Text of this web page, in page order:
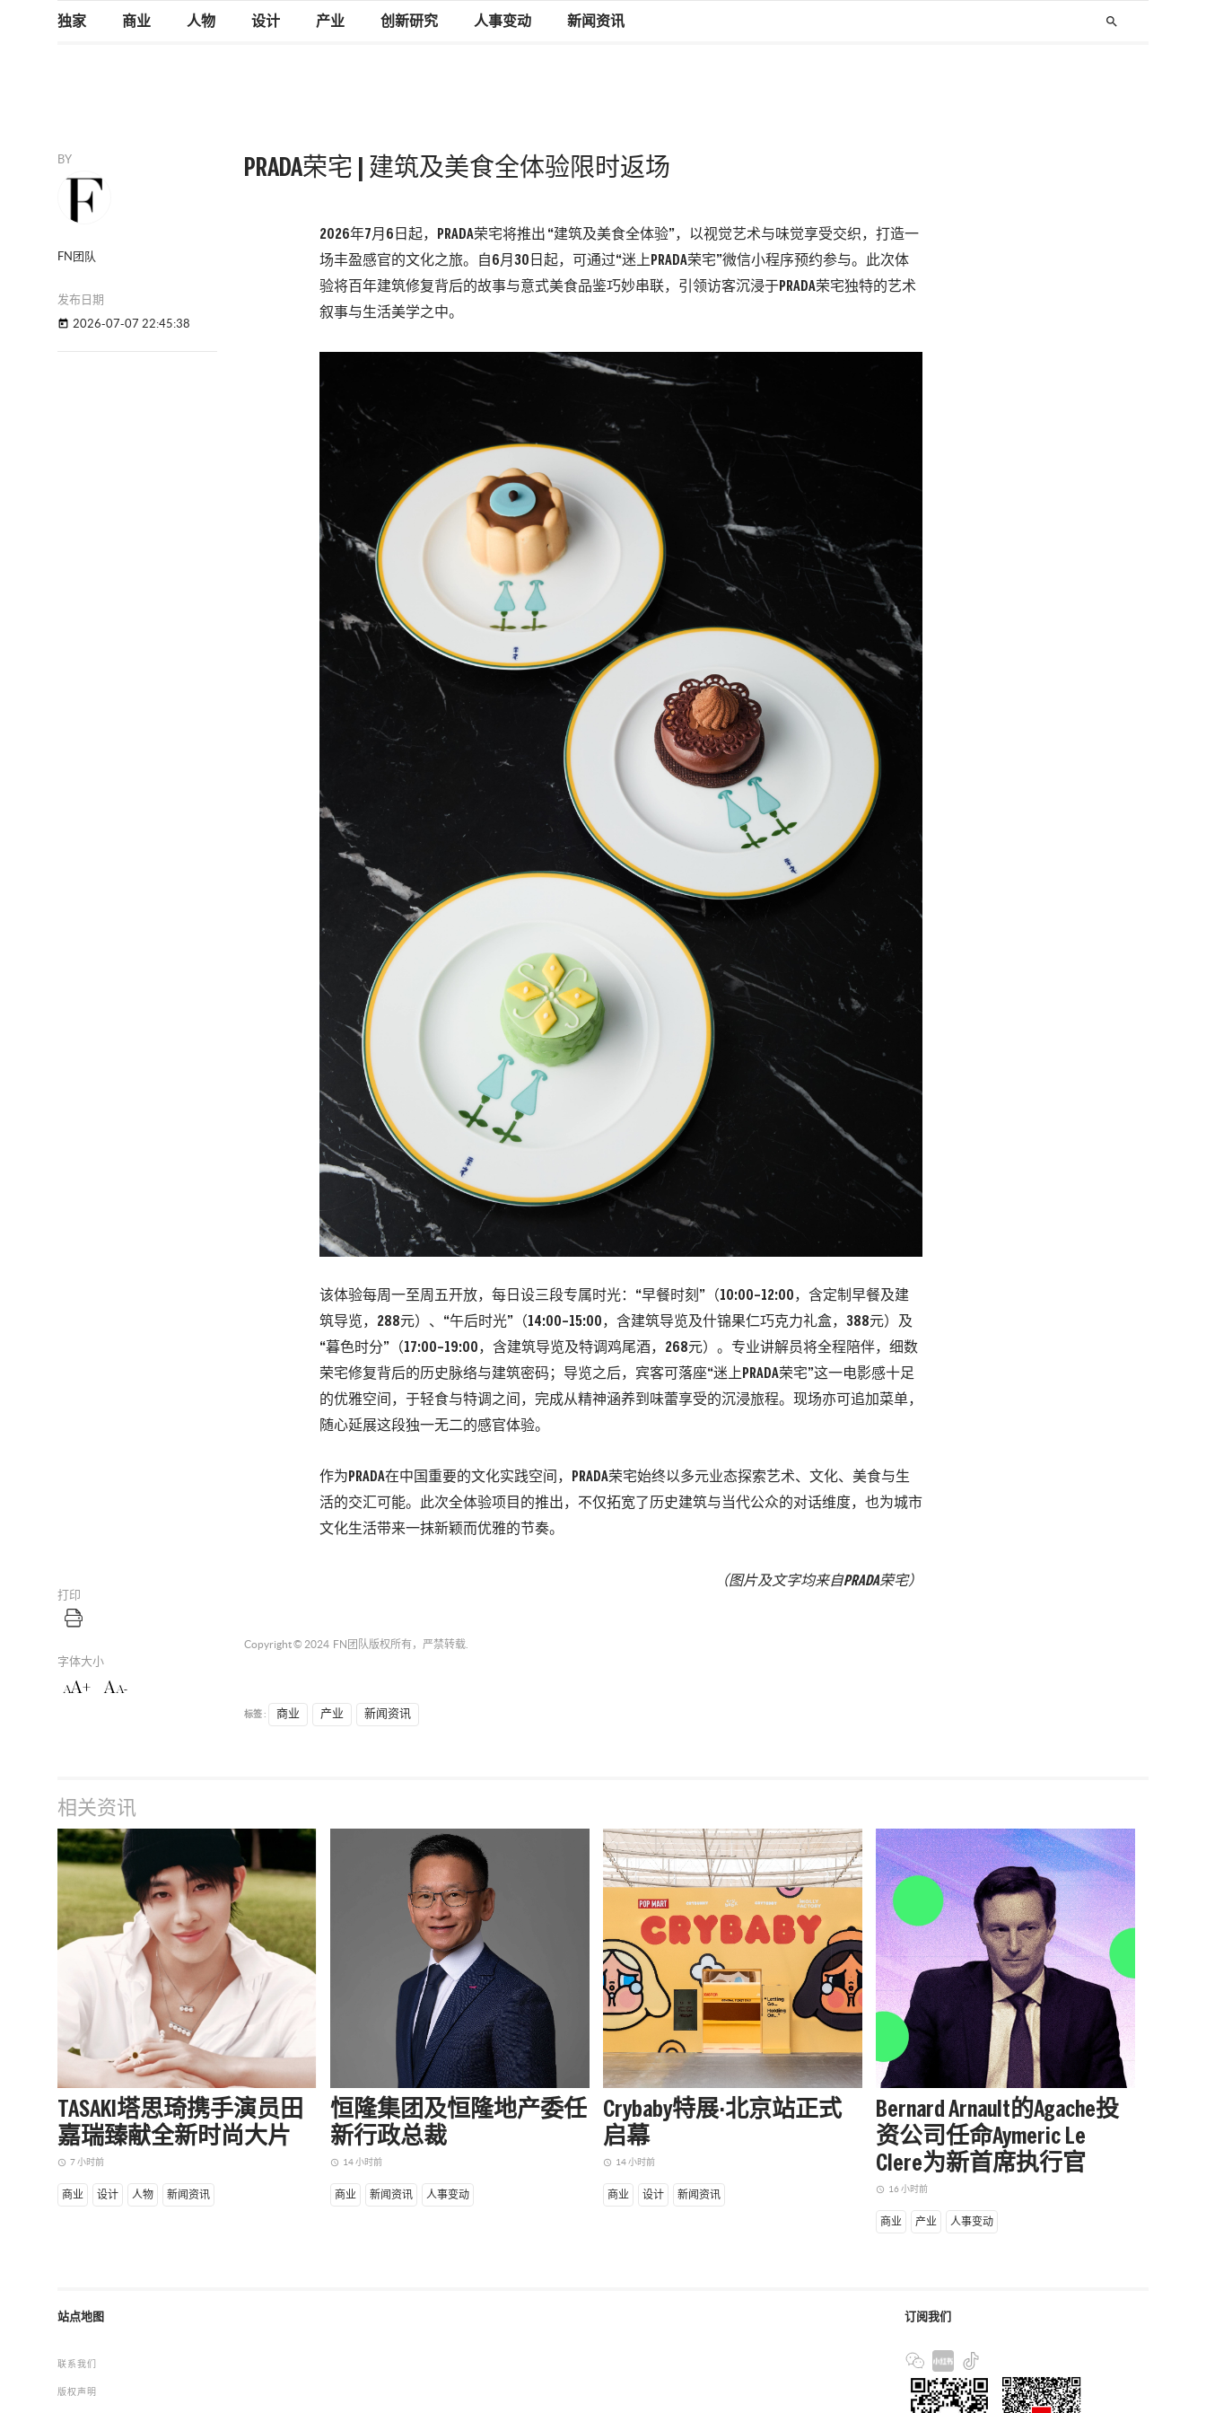
独家 商业 人物 设计 产业 创新研究 人事变动 新闻资讯 search
BY
FN团队
发布日期
today 2026-07-07 22:45:38
打印
字体大小
AA+ AA-
PRADA荣宅 | 建筑及美食全体验限时返场
2026年7月6日起，PRADA荣宅将推出 “建筑及美食全体验”，以视觉艺术与味觉享受交织，打造一
场丰盈感官的文化之旅。自6月30日起，可通过“迷上PRADA荣宅”微信小程序预约参与。此次体
验将百年建筑修复背后的故事与意式美食品鉴巧妙串联，引领访客沉浸于PRADA荣宅独特的艺术
叙事与生活美学之中。
该体验每周一至周五开放，每日设三段专属时光：“早餐时刻”（10:00–12:00，含定制早餐及建
筑导览，288元）、“午后时光”（14:00–15:00，含建筑导览及什锦果仁巧克力礼盒，388元）及
“暮色时分”（17:00–19:00，含建筑导览及特调鸡尾酒，268元）。专业讲解员将全程陪伴，细数
荣宅修复背后的历史脉络与建筑密码；导览之后，宾客可落座“迷上PRADA荣宅”这一电影感十足
的优雅空间，于轻食与特调之间，完成从精神涵养到味蕾享受的沉浸旅程。现场亦可追加菜单，
随心延展这段独一无二的感官体验。
作为PRADA在中国重要的文化实践空间，PRADA荣宅始终以多元业态探索艺术、文化、美食与生
活的交汇可能。此次全体验项目的推出，不仅拓宽了历史建筑与当代公众的对话维度，也为城市
文化生活带来一抹新颖而优雅的节奏。
（图片及文字均来自PRADA荣宅）
Copyright © 2024 FN团队 版权所有，严禁转载.
标签 : 商业 产业 新闻资讯
相关资讯
TASAKI塔思琦携手演员田
嘉瑞臻献全新时尚大片
access_time 7 小时前
商业 设计 人物 新闻资讯
恒隆集团及恒隆地产委任
新行政总裁
access_time 14 小时前
商业 新闻资讯 人事变动
Crybaby特展·北京站正式
启幕
access_time 14 小时前
商业 设计 新闻资讯
Bernard Arnault的Agache投
资公司任命Aymeric Le
Clere为新首席执行官
access_time 16 小时前
商业 产业 人事变动
订阅我们
站点地图
联系我们
版权声明